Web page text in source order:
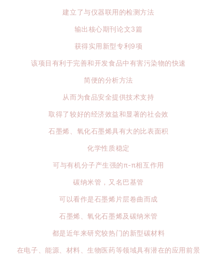
建立了与仪器联用的检测方法
输出核心期刊论文3篇
获得实用新型专利9项
该项目有利于完善和开发食品中有害污染物的快速
简便的分析方法
从而为食品安全提供技术支持
取得了较好的经济效益和显著的社会效
石墨烯、氧化石墨烯具有大的比表面积
化学性质稳定
可与有机分子产生强的π-π相互作用
碳纳米管，又名巴基管
可以看作是石墨烯片层卷曲而成
石墨烯、氧化石墨烯及碳纳米管
都是近年来研究较热门的新型碳材料
在电子、能源、材料、生物医药等领域具有潜在的应用前景